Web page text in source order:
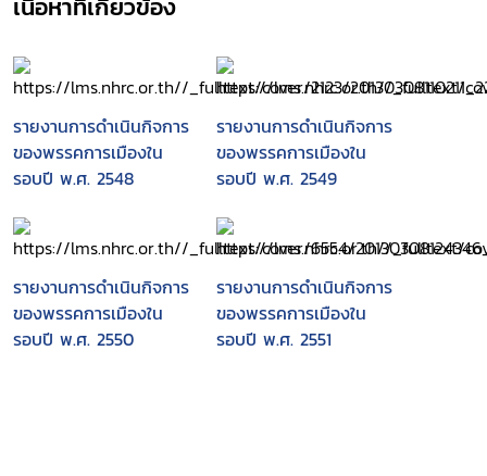
รายงานการดำเนินกิจการ
ของพรรคการเมืองใน
รอบปี พ.ศ. 2548
รายงานการดำเนินกิจการ
ของพรรคการเมืองใน
รอบปี พ.ศ. 2549
รายงานการดำเนินกิจการ
ของพรรคการเมืองใน
รอบปี พ.ศ. 2550
รายงานการดำเนินกิจการ
ของพรรคการเมืองใน
รอบปี พ.ศ. 2551